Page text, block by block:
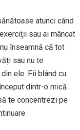
atunci când
sau ai mâncat
înseamnă că tot
sau nu te
ele. Fii blând cu
dintr-o mică
te concentrezi pe